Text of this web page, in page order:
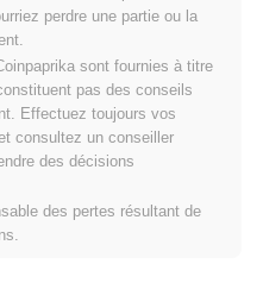
~99.26%en dessous de
t-il par rapport au
?
Finance a a gagné
global qui a affiché un gain de
perdre une partie ou la
sont fournies à titre
pas des conseils
Effectuez toujours vos
consultez un conseiller
des décisions
des pertes résultant de